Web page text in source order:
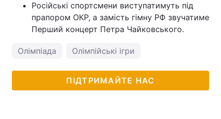
Російські спортсмени виступатимуть під
прапором ОКР, а замість гімну РФ звучатиме
Перший концерт Петра Чайковського.
Олімпіада Олімпійські ігри
ПІДТРИМАЙТЕ НАС